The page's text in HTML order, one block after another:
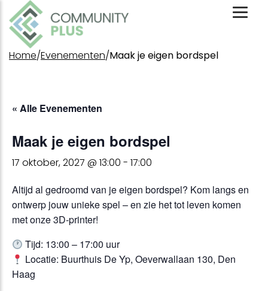
Home/Evenementen/Maak je eigen bordspel
« Alle Evenementen
Maak je eigen bordspel
17 oktober, 2027 @ 13:00 - 17:00
Altijd al gedroomd van je eigen bordspel? Kom langs en
ontwerp jouw unieke spel – en zie het tot leven komen
met onze 3D-printer!
Tijd: 13:00 – 17:00 uur
Locatie: Buurthuis De Yp, Oeverwallaan 130, Den
Haag